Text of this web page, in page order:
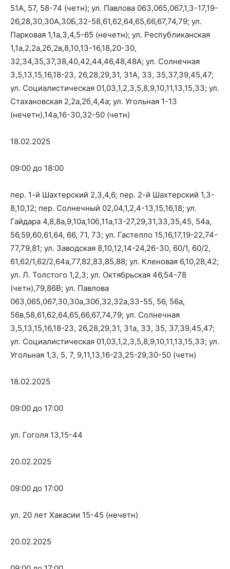
51А, 57, 58-74 (четн); ул. Павлова 063,065,067,1,3-17,19-
26,28,30,30А,30Б,32-58,61,62,64,65,66,67,74,79; ул.
Парковая 1,1а,3,4,5-65 (нечетн); ул. Республиканская
1,1а,2,2а,2б,2в,8,10,13-16,18,20-30,
32,34,35,37,38,40,42,44,46,48,48А; ул. Солнечная
3,5,13,15,16,18-23, 26,28,29,31, 31А, 33, 35,37,39,45,47;
ул. Социалистическая 01,03,1,2,3,5,8,9,10,11,13,15,33; ул.
Стахановская 2,2а,2б,4,4а; ул. Угольная 1-13
(нечетн),14а,16-30,32-50 (четн)
18.02.2025
09:00 до 18:00
пер. 1-й Шахтерский 2,3,4,6; пер. 2-й Шахтерский 1,3-
8,10,12; пер. Солнечный 02,04,1,2,4-13,15,16,18; ул.
Гайдара 4,8,8а,9,10а,10б,11а,13-27,29,31,33,35,45, 54а,
56,59,60,61,64, 66, 71, 73; ул. Гастелло 15,16,17,19-22,74-
77,79,81; ул. Заводская 8,10,12,14-24,26-30, 60/1, 60/2,
61,62/1,62/2,64а,77,82,83,85,88; ул. Кленовая 6,10,28,42;
ул. Л. Толстого 1,2,3; ул. Октябрьская 46,54-78
(четн),79,86В; ул. Павлова
063,065,067,30,30а,30б,32,32а,33-55, 56, 56а,
56в,58,61,62,64,65,66,67,74,79; ул. Солнечная
3,5,13,15,16,18-23, 26,28,29,31, 31а, 33, 35, 37,39,45,47;
ул. Социалистическая 01,03,1,2,3,5,8,9,10,11,13,15,33; ул.
Угольная 1,3, 5, 7, 9,11,13,16-23,25-29,30-50 (четн)
18.02.2025
09:00 до 17:00
ул. Гоголя 13,15-44
20.02.2025
09:00 до 17:00
ул. 20 лет Хакасии 15-45 (нечетн)
20.02.2025